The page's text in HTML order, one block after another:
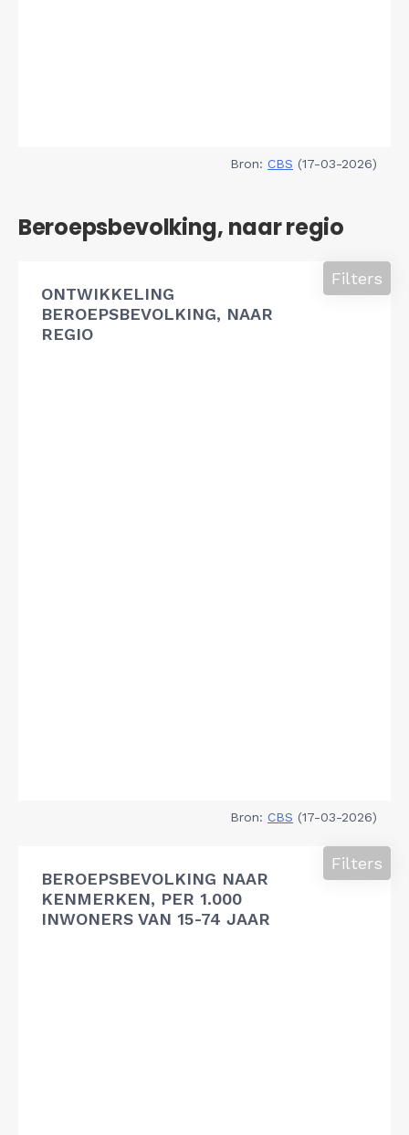
Bron: CBS (17-03-2026)
Beroepsbevolking, naar regio
ONTWIKKELING
BEROEPSBEVOLKING, NAAR
REGIO
Filters
Bron: CBS (17-03-2026)
BEROEPSBEVOLKING NAAR
KENMERKEN, PER 1.000
INWONERS VAN 15-74 JAAR
Filters